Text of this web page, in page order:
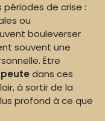
de crise :
ou
bouleverser
souvent une
Être
dans ces
à sortir de la
profond à ce que